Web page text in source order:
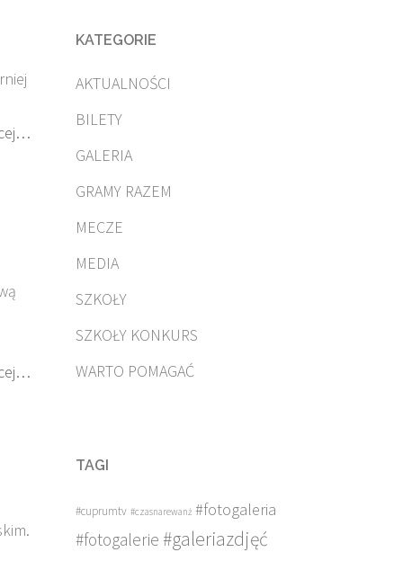
KATEGORIE
AKTUALNOŚCI
BILETY
GALERIA
GRAMY RAZEM
MECZE
MEDIA
SZKOŁY
SZKOŁY KONKURS
WARTO POMAGAĆ
TAGI
#cuprumtv #czasnarewanż #fotogaleria
#fotogalerie #galeriazdjęć